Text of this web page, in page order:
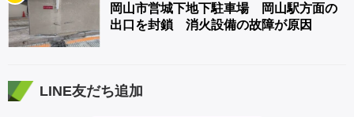
岡山市営城下地下駐車場 岡山駅方面の
出口を封鎖 消火設備の故障が原因
LINE友だち追加